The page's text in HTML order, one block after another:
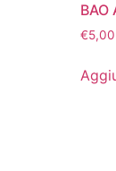
BAO
€5,00